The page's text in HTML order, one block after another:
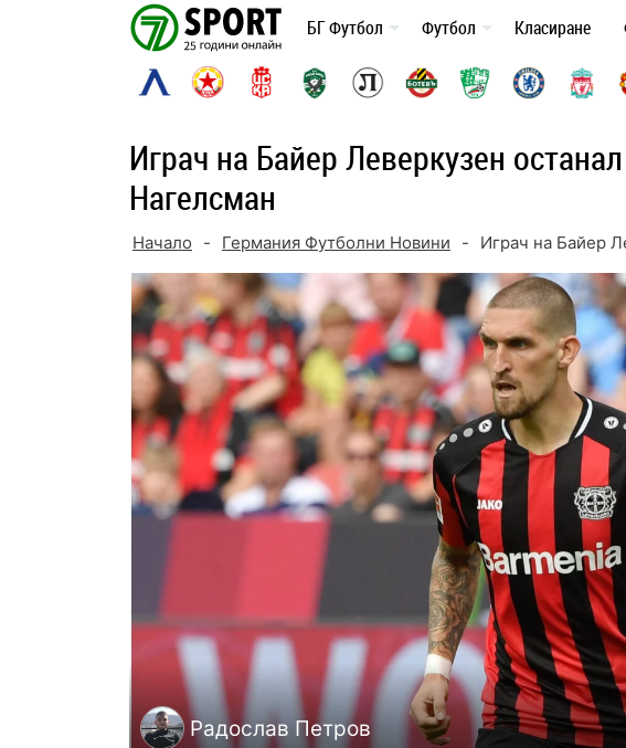
БГ Футбол Футбол Класиране
Играч на Байер Леверкузен
Нагелсман
Начало - Германия Футболни Новини - Играч на Байер
Радослав Петров